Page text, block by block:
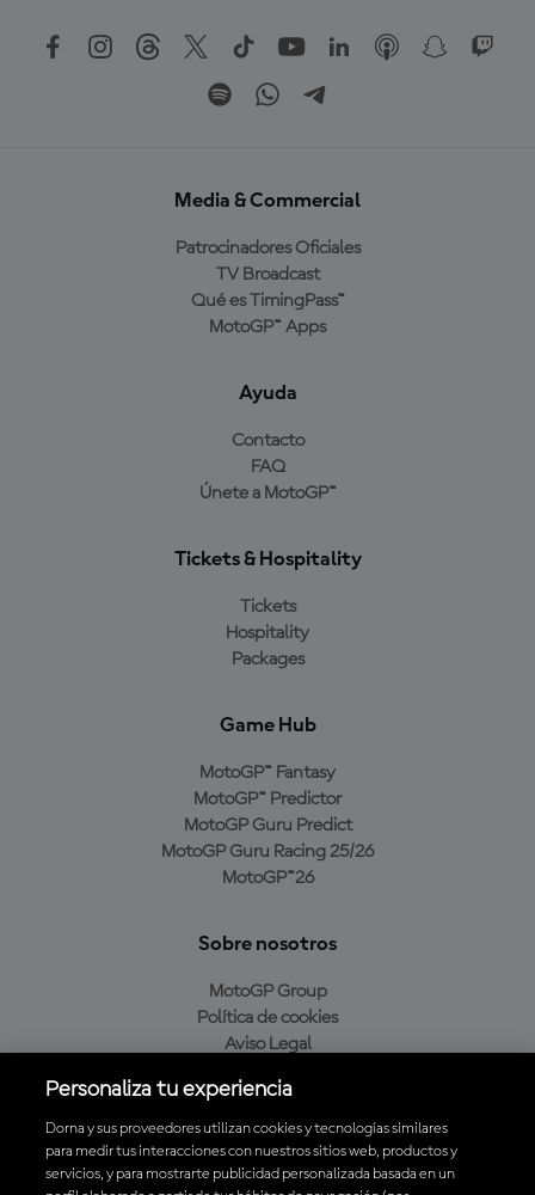
Media & Commercial
Patrocinadores Oficiales
TV Broadcast
Qué es TimingPass™
MotoGP™ Apps
Ayuda
Contacto
FAQ
Únete a MotoGP™
Tickets & Hospitality
Tickets
Hospitality
Packages
Game Hub
MotoGP™ Fantasy
MotoGP™ Predictor
MotoGP Guru Predict
MotoGP Guru Racing 25/26
MotoGP™26
Sobre nosotros
MotoGP Group
Política de cookies
Aviso Legal
Política de compra
Personaliza tu experiencia
Dorna y sus proveedores utilizan cookies y tecnologías similares
para medir tus interacciones con nuestros sitios web, productos y
servicios, y para mostrarte publicidad personalizada basada en un